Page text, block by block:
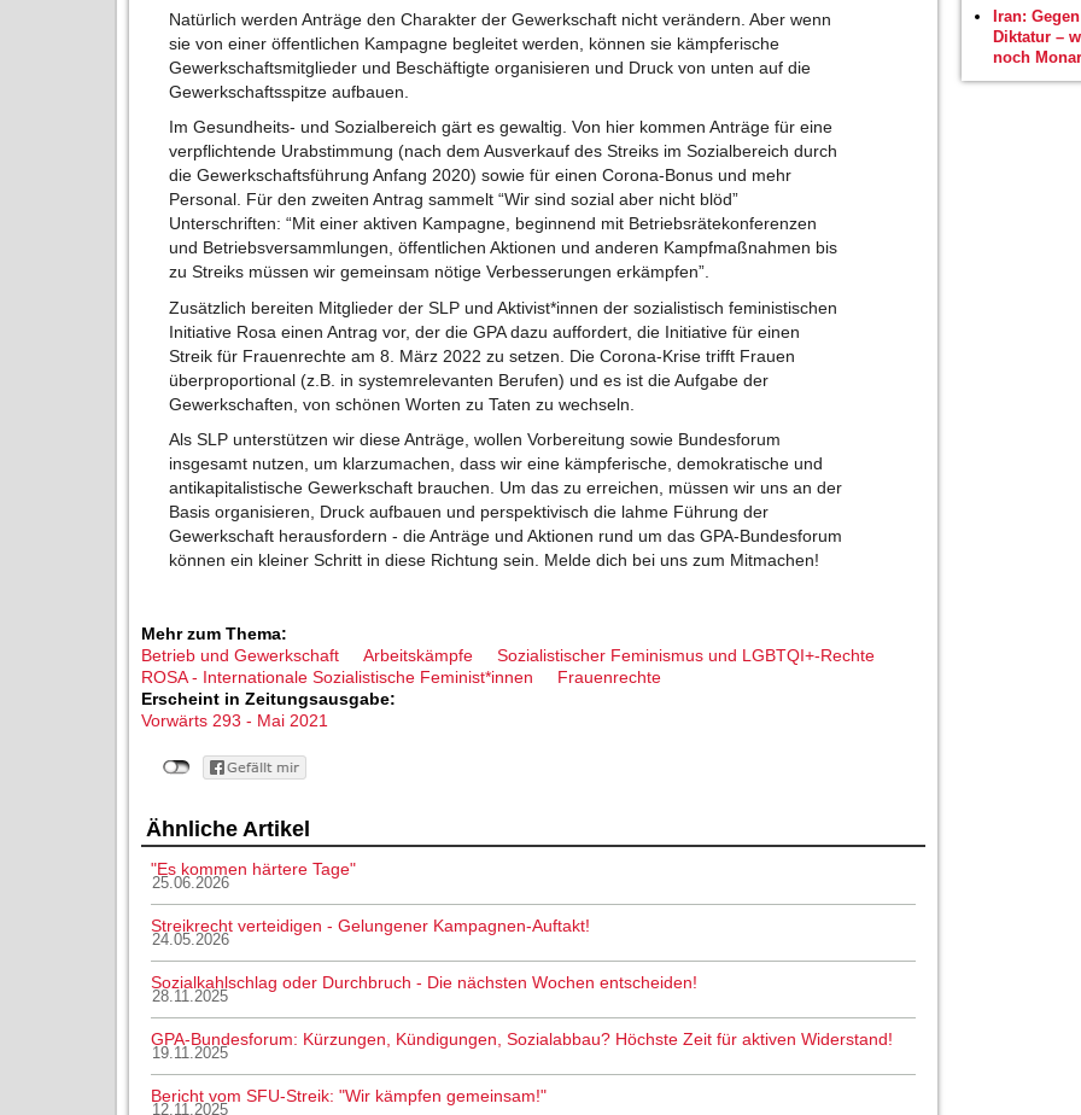
Natürlich werden Anträge den Charakter der Gewerkschaft nicht verändern. Aber wenn
sie von einer öffentlichen Kampagne begleitet werden, können sie kämpferische
Gewerkschaftsmitglieder und Beschäftigte organisieren und Druck von unten auf die
Gewerkschaftsspitze aufbauen.
Im Gesundheits- und Sozialbereich gärt es gewaltig. Von hier kommen Anträge für eine
verpflichtende Urabstimmung (nach dem Ausverkauf des Streiks im Sozialbereich durch
die Gewerkschaftsführung Anfang 2020) sowie für einen Corona-Bonus und mehr
Personal. Für den zweiten Antrag sammelt “Wir sind sozial aber nicht blöd”
Unterschriften: “Mit einer aktiven Kampagne, beginnend mit Betriebsrätekonferenzen
und Betriebsversammlungen, öffentlichen Aktionen und anderen Kampfmaßnahmen bis
zu Streiks müssen wir gemeinsam nötige Verbesserungen erkämpfen”.
Zusätzlich bereiten Mitglieder der SLP und Aktivist*innen der sozialistisch feministischen
Initiative Rosa einen Antrag vor, der die GPA dazu auffordert, die Initiative für einen
Streik für Frauenrechte am 8. März 2022 zu setzen. Die Corona-Krise trifft Frauen
überproportional (z.B. in systemrelevanten Berufen) und es ist die Aufgabe der
Gewerkschaften, von schönen Worten zu Taten zu wechseln.
Als SLP unterstützen wir diese Anträge, wollen Vorbereitung sowie Bundesforum
insgesamt nutzen, um klarzumachen, dass wir eine kämpferische, demokratische und
antikapitalistische Gewerkschaft brauchen. Um das zu erreichen, müssen wir uns an der
Basis organisieren, Druck aufbauen und perspektivisch die lahme Führung der
Gewerkschaft herausfordern - die Anträge und Aktionen rund um das GPA-Bundesforum
können ein kleiner Schritt in diese Richtung sein. Melde dich bei uns zum Mitmachen!
Mehr zum Thema:
Betrieb und Gewerkschaft
Arbeitskämpfe
Sozialistischer Feminismus und LGBTQI+-Rechte
ROSA - Internationale Sozialistische Feminist*innen
Frauenrechte
Erscheint in Zeitungsausgabe:
Vorwärts 293 - Mai 2021
Ähnliche Artikel
"Es kommen härtere Tage"
25.06.2026
Streikrecht verteidigen - Gelungener Kampagnen-Auftakt!
24.05.2026
Sozialkahlschlag oder Durchbruch - Die nächsten Wochen entscheiden!
28.11.2025
GPA-Bundesforum: Kürzungen, Kündigungen, Sozialabbau? Höchste Zeit für aktiven Widerstand!
19.11.2025
Bericht vom SFU-Streik: "Wir kämpfen gemeinsam!"
12.11.2025
Iran:
Diktatur –
noch